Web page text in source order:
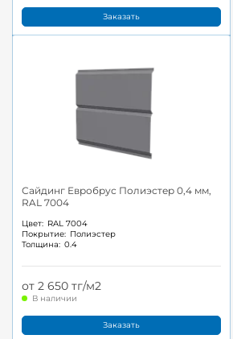
Заказать
Сайдинг Евробрус Полиэстер 0,4 мм,
RAL 7004
Цвет: RAL 7004
Покрытие: Полиэстер
Толщина: 0.4
от 2 650 тг/м2
В наличии
Заказать